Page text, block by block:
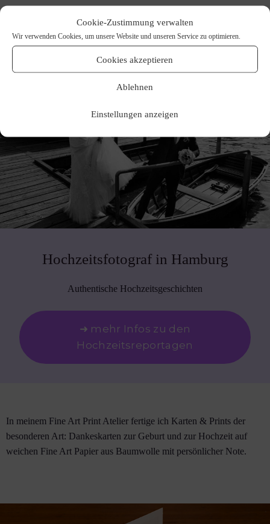
Cookie-Zustimmung verwalten
Wir verwenden Cookies, um unsere Website und unseren Service zu optimieren.
Cookies akzeptieren
Ablehnen
Einstellungen anzeigen
Hochzeitsfotograf in Hamburg
Authentische Hochzeitsgeschichten
➜ mehr Infos zu den
Hochzeitsreportagen
In meinem Fine Art Print Atelier fertige ich Karten & Prints der
besonderen Art: Dankeskarten zur Geburt und zur Hochzeit auf
weichen Fine Art Papier aus Baumwolle mit persönlicher Note.